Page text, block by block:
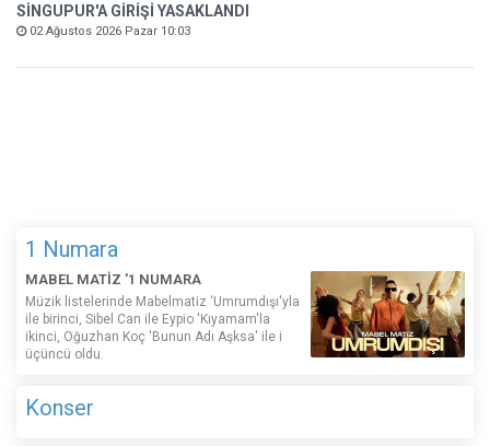
SİNGUPUR'A GİRİŞİ YASAKLANDI
02 Ağustos 2026 Pazar 10:03
1 Numara
MABEL MATİZ '1 NUMARA
Müzik listelerinde Mabelmatiz ‘Umrumdışı'yla
ile birinci, Sibel Can ile Eypio 'Kıyamam'la
ikinci, Oğuzhan Koç 'Bunun Adı Aşksa' ile i
üçüncü oldu.
Konser